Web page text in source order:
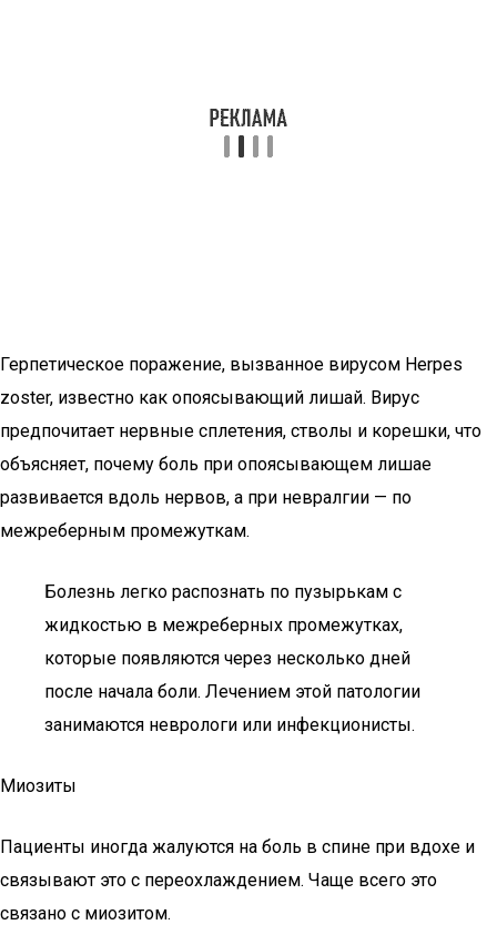
Герпетическое поражение, вызванное вирусом Herpes
zoster, известно как опоясывающий лишай. Вирус
предпочитает нервные сплетения, стволы и корешки, что
объясняет, почему боль при опоясывающем лишае
развивается вдоль нервов, а при невралгии — по
межреберным промежуткам.
Болезнь легко распознать по пузырькам с
жидкостью в межреберных промежутках,
которые появляются через несколько дней
после начала боли. Лечением этой патологии
занимаются неврологи или инфекционисты.
Миозиты
Пациенты иногда жалуются на боль в спине при вдохе и
связывают это с переохлаждением. Чаще всего это
связано с миозитом.